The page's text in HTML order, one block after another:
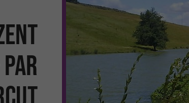
par